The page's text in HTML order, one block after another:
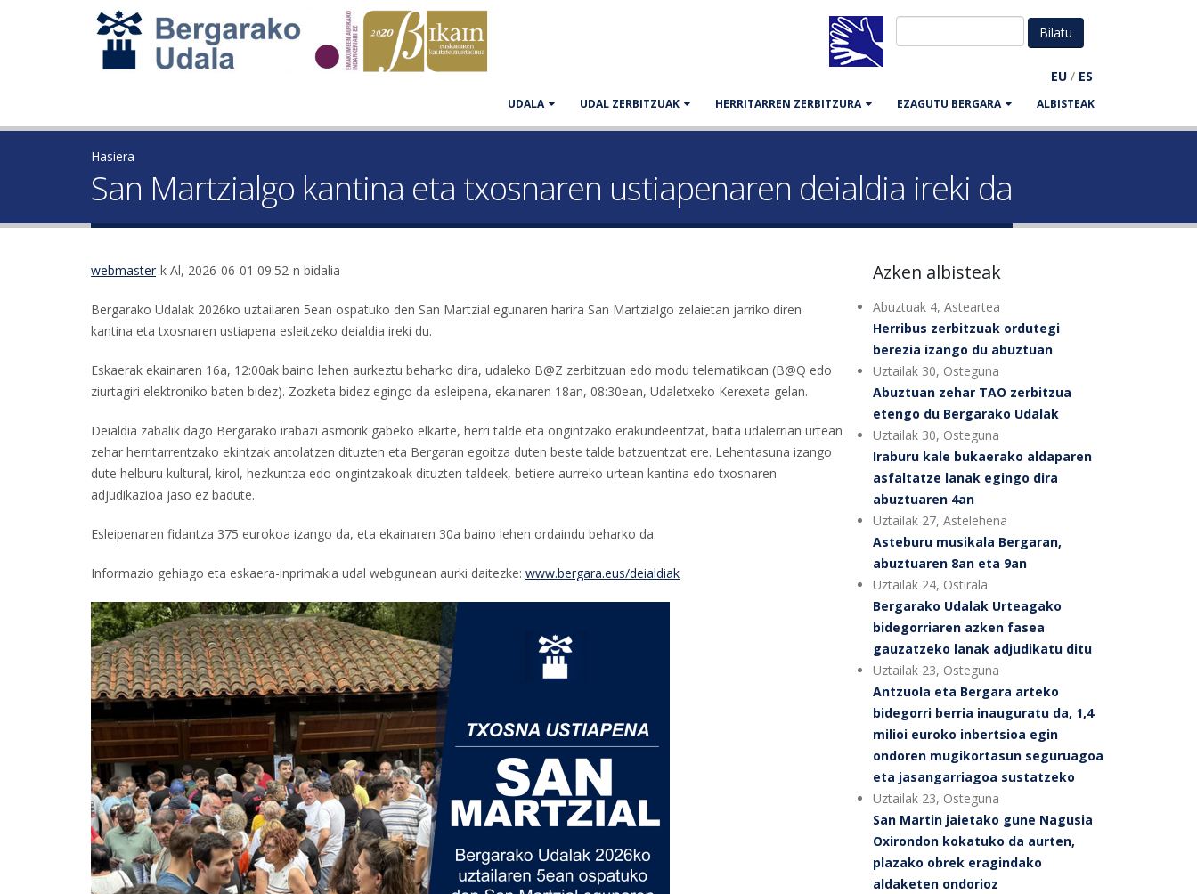
EU / ES
UDALA UDAL ZERBITZUAK HERRITARREN ZERBITZURA EZAGUTU BERGARA ALBISTEAK
Hasiera
San Martzialgo kantina eta txosnaren ustiapenaren deialdia ireki da
webmaster-k Al, 2026-06-01 09:52-n bidalia
Bergarako Udalak 2026ko uztailaren 5ean ospatuko den San Martzial egunaren harira San Martzialgo zelaietan jarriko diren
kantina eta txosnaren ustiapena esleitzeko deialdia ireki du.
Eskaerak ekainaren 16a, 12:00ak baino lehen aurkeztu beharko dira, udaleko B@Z zerbitzuan edo modu telematikoan (B@Q edo
ziurtagiri elektroniko baten bidez). Zozketa bidez egingo da esleipena, ekainaren 18an, 08:30ean, Udaletxeko Kerexeta gelan.
Deialdia zabalik dago Bergarako irabazi asmorik gabeko elkarte, herri talde eta ongintzako erakundeentzat, baita udalerrian urtean
zehar herritarrentzako ekintzak antolatzen dituzten eta Bergaran egoitza duten beste talde batzuentzat ere. Lehentasuna izango
dute helburu kultural, kirol, hezkuntza edo ongintzakoak dituzten taldeek, betiere aurreko urtean kantina edo txosnaren
adjudikazioa jaso ez badute.
Esleipenaren fidantza 375 eurokoa izango da, eta ekainaren 30a baino lehen ordaindu beharko da.
Informazio gehiago eta eskaera-inprimakia udal webgunean aurki daitezke: www.bergara.eus/deialdiak
Azken albisteak
Abuztuak 4, Asteartea
Herribus zerbitzuak ordutegi
berezia izango du abuztuan
Uztailak 30, Osteguna
Abuztuan zehar TAO zerbitzua
etengo du Bergarako Udalak
Uztailak 30, Osteguna
Iraburu kale bukaerako aldaparen
asfaltatze lanak egingo dira
abuztuaren 4an
Uztailak 27, Astelehena
Asteburu musikala Bergaran,
abuztuaren 8an eta 9an
Uztailak 24, Ostirala
Bergarako Udalak Urteagako
bidegorriaren azken fasea
gauzatzeko lanak adjudikatu ditu
Uztailak 23, Osteguna
Antzuola eta Bergara arteko
bidegorri berria inauguratu da, 1,4
milioi euroko inbertsioa egin
ondoren mugikortasun seguruagoa
eta jasangarriagoa sustatzeko
Uztailak 23, Osteguna
San Martin jaietako gune Nagusia
Oxirondon kokatuko da aurten,
plazako obrek eragindako
aldaketen ondorioz